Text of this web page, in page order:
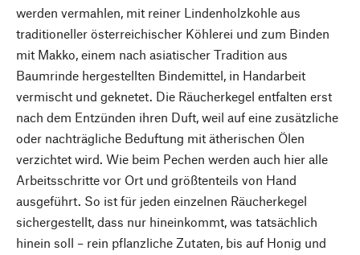
werden vermahlen, mit reiner Lindenholzkohle aus
traditioneller österreichischer Köhlerei und zum Binden
mit Makko, einem nach asiatischer Tradition aus
Baumrinde hergestellten Bindemittel, in Handarbeit
vermischt und geknetet. Die Räucherkegel entfalten erst
nach dem Entzünden ihren Duft, weil auf eine zusätzliche
oder nachträgliche Beduftung mit ätherischen Ölen
verzichtet wird. Wie beim Pechen werden auch hier alle
Arbeitsschritte vor Ort und größtenteils von Hand
ausgeführt. So ist für jeden einzelnen Räucherkegel
sichergestellt, dass nur hineinkommt, was tatsächlich
hinein soll – rein pflanzliche Zutaten, bis auf Honig und